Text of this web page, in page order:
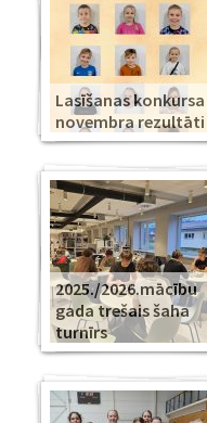
Lasīšanas konkursa
novembra rezultāti
2025./2026.mācību
gada trešais šaha
turnīrs